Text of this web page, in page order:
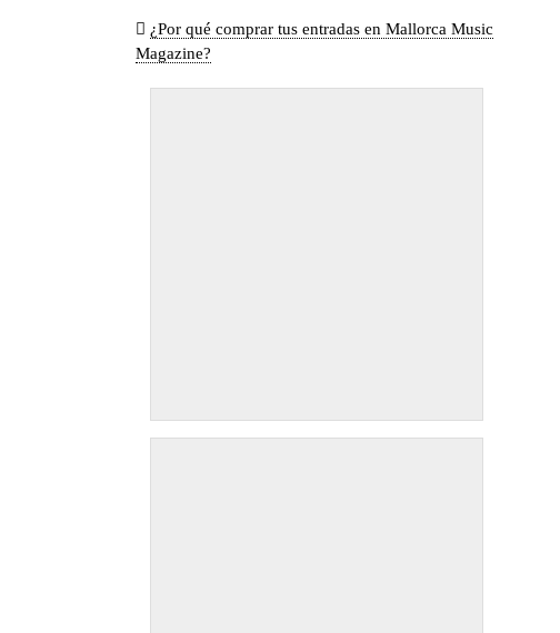
¿Por qué comprar tus entradas en Mallorca Music
Magazine?